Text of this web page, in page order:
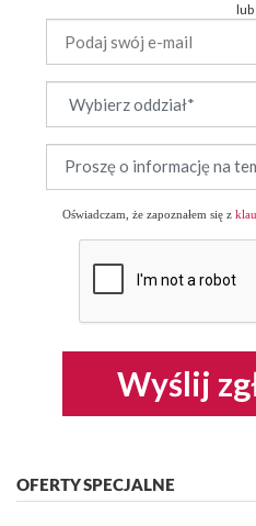
lub
Oświadczam, że zapoznałem się z
Wyślij
OFERTY SPECJALNE